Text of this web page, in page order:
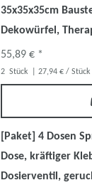
35x35x35cm
Dekowürfel,
55,89 € *
2 Stück | 27,94 € / Stück
[Paket] 4 Dosen
Dose, kräftiger
Dosierventil,